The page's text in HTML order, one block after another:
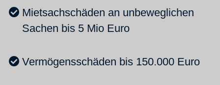
Mietsachschäden an unbeweglichen
Sachen bis 5 Mio Euro
Vermögensschäden bis 150.000 Euro